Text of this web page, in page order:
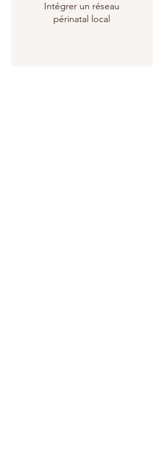
Intégrer un réseau
périnatal local